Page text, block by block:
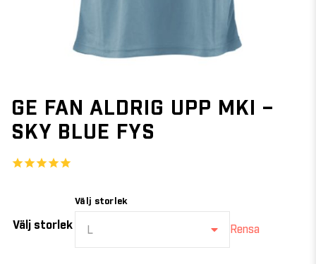
GE FAN ALDRIG UPP MKI –
SKY BLUE FYS
Välj storlek
Välj storlek
L Rensa